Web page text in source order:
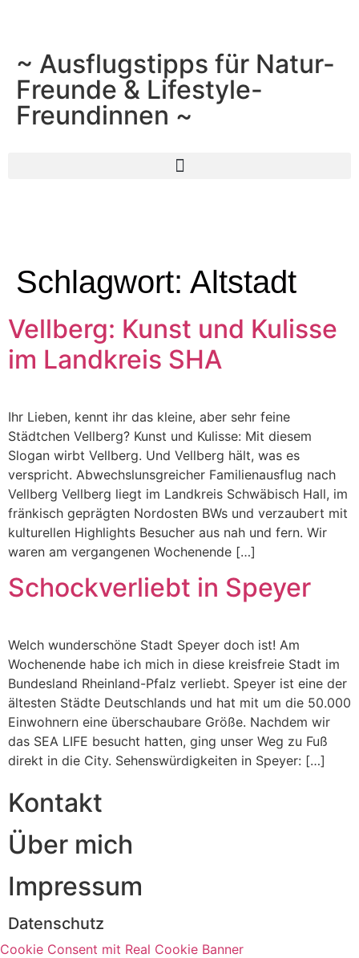
~ Ausflugstipps für Natur-
Freunde & Lifestyle-
Freundinnen ~
Schlagwort: Altstadt
Vellberg: Kunst und Kulisse
im Landkreis SHA
Ihr Lieben, kennt ihr das kleine, aber sehr feine
Städtchen Vellberg? Kunst und Kulisse: Mit diesem
Slogan wirbt Vellberg. Und Vellberg hält, was es
verspricht. Abwechslunsgreicher Familienausflug nach
Vellberg Vellberg liegt im Landkreis Schwäbisch Hall, im
fränkisch geprägten Nordosten BWs und verzaubert mit
kulturellen Highlights Besucher aus nah und fern. Wir
waren am vergangenen Wochenende […]
Schockverliebt in Speyer
Welch wunderschöne Stadt Speyer doch ist! Am
Wochenende habe ich mich in diese kreisfreie Stadt im
Bundesland Rheinland-Pfalz verliebt. Speyer ist eine der
ältesten Städte Deutschlands und hat mit um die 50.000
Einwohnern eine überschaubare Größe. Nachdem wir
das SEA LIFE besucht hatten, ging unser Weg zu Fuß
direkt in die City. Sehenswürdigkeiten in Speyer: […]
Kontakt
Über mich
Impressum
Datenschutz
Cookie Consent mit Real Cookie Banner